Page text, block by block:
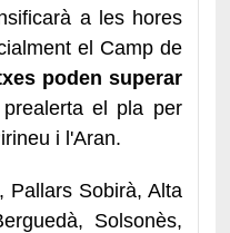
a les hores
el Camp de
poden superar
el pla per
i l'Aran.
Pallars Sobirà, Alta
Solsonès,